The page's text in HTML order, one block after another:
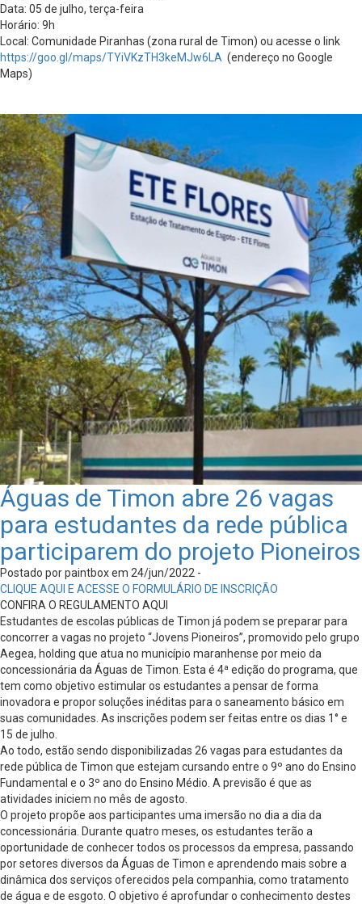
Data: 05 de julho, terça-feira
Horário: 9h
Local: Comunidade Piranhas (zona rural de Timon) ou acesse o link
https://goo.gl/maps/TYiVKzTH3keMJw6LA (endereço no Google
Maps)
Águas de Timon abre 26 vagas
para estudantes da rede pública
participarem do projeto Pioneiros
Postado por paintbox em 24/jun/2022 -
CLIQUE AQUI E ACESSE O FORMULÁRIO DE INSCRIÇÃO
CONFIRA O REGULAMENTO AQUI
Estudantes de escolas públicas de Timon já podem se preparar para
concorrer a vagas no projeto “Jovens Pioneiros”, promovido pelo grupo
Aegea, holding que atua no município maranhense por meio da
concessionária da Águas de Timon. Esta é 4ª edição do programa, que
tem como objetivo estimular os estudantes a pensar de forma
inovadora e propor soluções inéditas para o saneamento básico em
suas comunidades. As inscrições podem ser feitas entre os dias 1° e
15 de julho.
Ao todo, estão sendo disponibilizadas 26 vagas para estudantes da
rede pública de Timon que estejam cursando entre o 9º ano do Ensino
Fundamental e o 3º ano do Ensino Médio. A previsão é que as
atividades iniciem no mês de agosto.
O projeto propõe aos participantes uma imersão no dia a dia da
concessionária. Durante quatro meses, os estudantes terão a
oportunidade de conhecer todos os processos da empresa, passando
por setores diversos da Águas de Timon e aprendendo mais sobre a
dinâmica dos serviços oferecidos pela companhia, como tratamento
de água e de esgoto. O objetivo é aprofundar o conhecimento destes